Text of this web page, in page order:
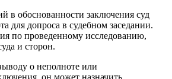
в обоснованности заключения суд
для допроса в судебном заседании.
по проведенному исследованию,
и сторон.
о неполноте или
он может назначить